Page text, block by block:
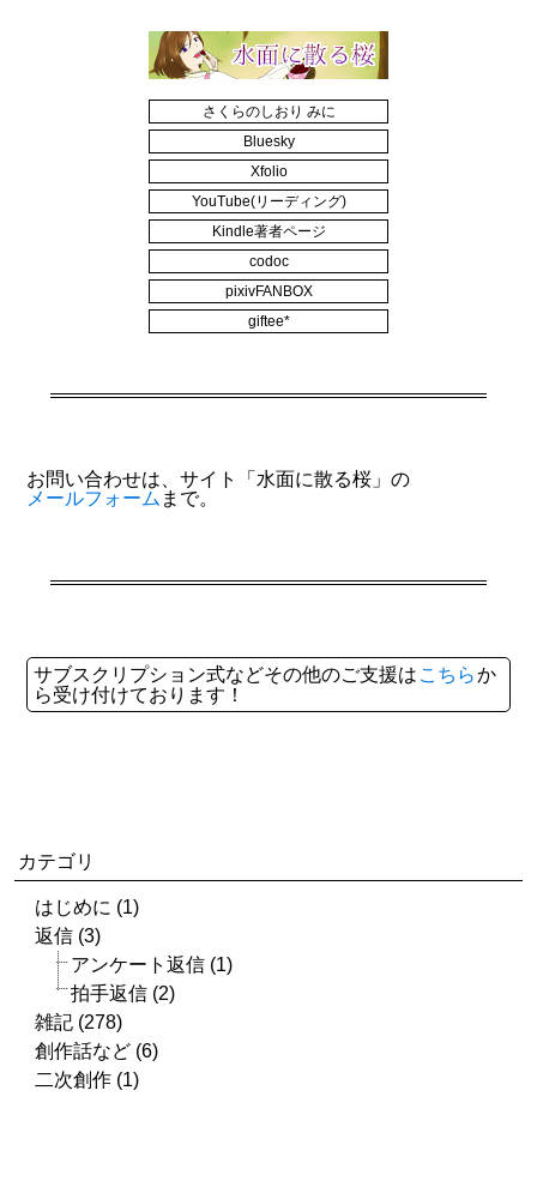
さくらのしおり みに
Bluesky
Xfolio
YouTube(リーディング)
Kindle著者ページ
codoc
pixivFANBOX
giftee*
お問い合わせは、サイト「水面に散る桜」の
メールフォーム まで。
サブスクリプション式などその他のご支援は こちらか
ら受け付けております！
カテゴリ
はじめに (1)
返信 (3)
アンケート返信 (1)
拍手返信 (2)
雑記 (278)
創作話など (6)
二次創作 (1)